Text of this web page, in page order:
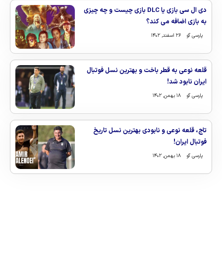
دی ال سی بازی یا DLC بازی چیست و چه چیزی
به بازی اضافه می کند؟
پارسی گو ۲۶ اسفند, ۱۴۰۲
قلعه نوعی به قطر باخت و بهترین نسل فوتبال
ایران نابود شد!
پارسی گو ۱۸ بهمن, ۱۴۰۲
تاج، قلعه نوعی و نابودی بهترین نسل تاریخ
فوتبال ایران!
پارسی گو ۱۸ بهمن, ۱۴۰۲